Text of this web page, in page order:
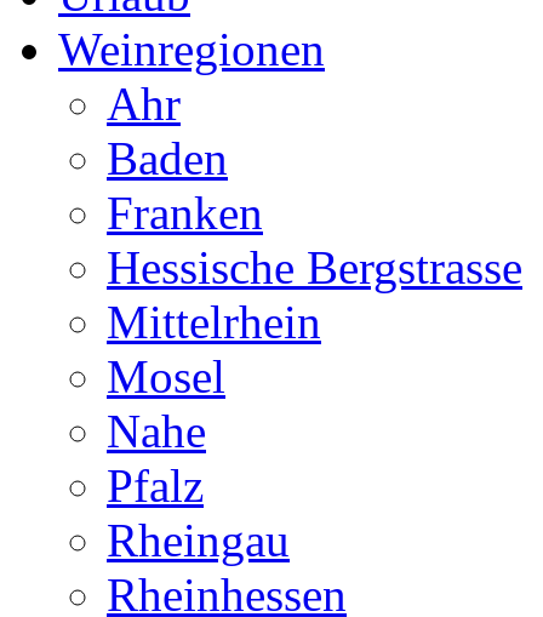
Weinregionen
Ahr
Baden
Franken
Hessische Bergstrasse
Mittelrhein
Mosel
Nahe
Pfalz
Rheingau
Rheinhessen